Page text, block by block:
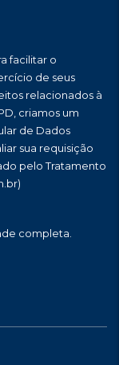
facilitar o
de seus
relacionados à
criamos um
de Dados
sua requisição
pelo Tratamento
completa.